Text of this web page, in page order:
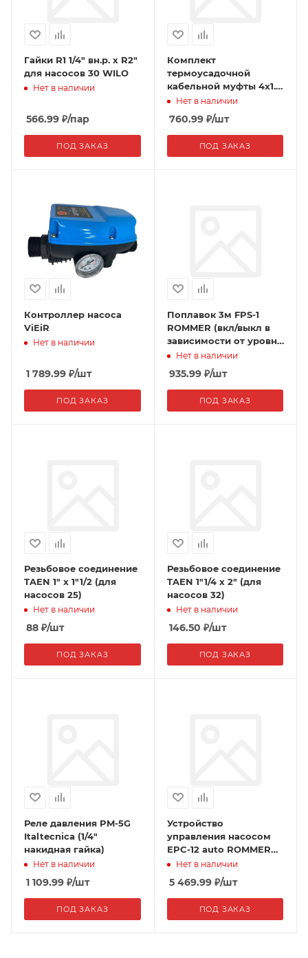
Гайки R1 1/4" вн.р. х R2"
для насосов 30 WILO
Нет в наличии
566.99 ₽/пар
ПОД ЗАКАЗ
Комплект
термоусадочной
кабельной муфты 4x1.5
мм.кв и 2.5 мм.кв WILO
Нет в наличии
760.99₽/шт
ПОД ЗАКАЗ
Контроллер насоса
ViEiR
Нет в наличии
1 789.99 ₽/шт
ПОД ЗАКАЗ
Поплавок 3м FPS-1
ROMMER (вкл/выкл в
зависимости от уровня
жидкости)
Нет в наличии
935.99₽/шт
ПОД ЗАКАЗ
Резьбовое соединение
TAEN 1" х 1"1/2 (для
насосов 25)
Нет в наличии
88 ₽/шт
ПОД ЗАКАЗ
Резьбовое соединение
TAEN 1"1/4 х 2" (для
насосов 32)
Нет в наличии
146.50 ₽/шт
ПОД ЗАКАЗ
Реле давления PM-5G
Italtecnica (1/4"
накидная гайка)
Нет в наличии
1 109.99 ₽/шт
ПОД ЗАКАЗ
Устройство
управления насосом
EPC-12 auto ROMMER
(Цифровой регулятор
давления насоса)
Нет в наличии
5 469.99₽/шт
ПОД ЗАКАЗ